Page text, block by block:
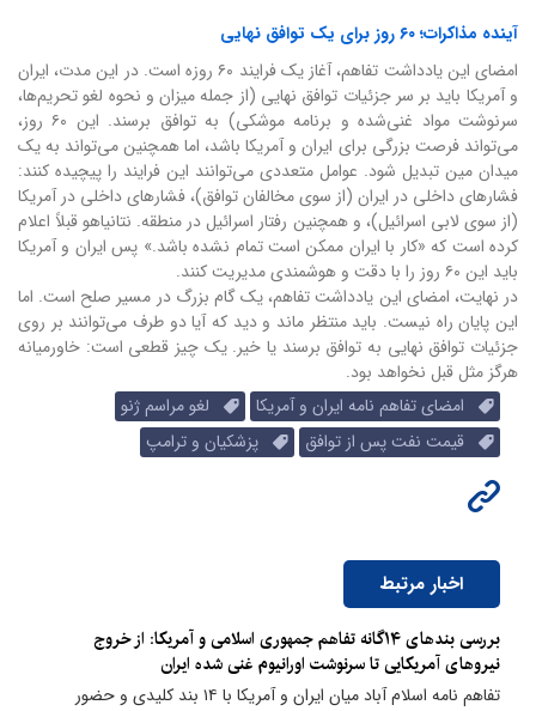
آینده مذاکرات؛ ۶۰ روز برای یک توافق نهایی
امضای این یادداشت تفاهم، آغاز یک فرایند ۶۰ روزه است. در این مدت، ایران
و آمریکا باید بر سر جزئیات توافق نهایی (از جمله میزان و نحوه لغو تحریم‌ها،
سرنوشت مواد غنی‌شده و برنامه موشکی) به توافق برسند. این ۶۰ روز،
می‌تواند فرصت بزرگی برای ایران و آمریکا باشد، اما همچنین می‌تواند به یک
میدان مین تبدیل شود. عوامل متعددی می‌توانند این فرایند را پیچیده کنند:
فشارهای داخلی در ایران (از سوی مخالفان توافق)، فشارهای داخلی در آمریکا
(از سوی لابی اسرائیل)، و همچنین رفتار اسرائیل در منطقه. نتانیاهو قبلاً اعلام
کرده است که «کار با ایران ممکن است تمام نشده باشد.» پس ایران و آمریکا
باید این ۶۰ روز را با دقت و هوشمندی مدیریت کنند.
در نهایت، امضای این یادداشت تفاهم، یک گام بزرگ در مسیر صلح است. اما
این پایان راه نیست. باید منتظر ماند و دید که آیا دو طرف می‌توانند بر روی
جزئیات توافق نهایی به توافق برسند یا خیر. یک چیز قطعی است: خاورمیانه
هرگز مثل قبل نخواهد بود.
امضای تفاهم نامه ایران و آمریکا
لغو مراسم ژنو
قیمت نفت پس از توافق
پزشکیان و ترامپ
اخبار مرتبط
بررسی بندهای ۱۴گانه تفاهم جمهوری اسلامی و آمریکا: از خروج
نیروهای آمریکایی تا سرنوشت اورانیوم غنی شده ایران
تفاهم نامه اسلام آباد میان ایران و آمریکا با ۱۴ بند کلیدی و حضور